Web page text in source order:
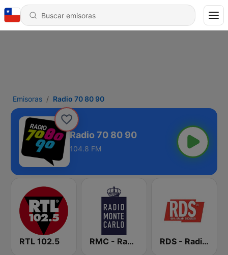
Emisoras Radio 70 80 90
Radio 70 80 90
104.8 FM
RTL 102.5 RMC - Radio Monte Carlo RDS - Radio Dimensione Suono